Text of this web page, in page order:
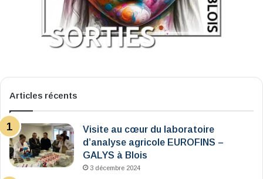
Articles récents
Visite au cœur du laboratoire
d’analyse agricole EUROFINS –
GALYS à Blois
3 décembre 2024